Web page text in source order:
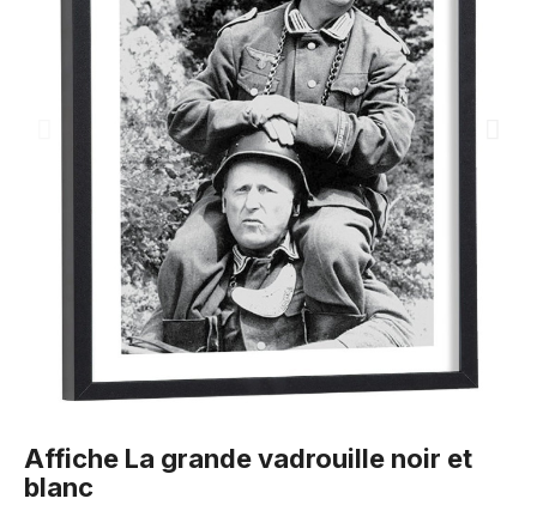
Affiche La grande vadrouille noir et
blanc